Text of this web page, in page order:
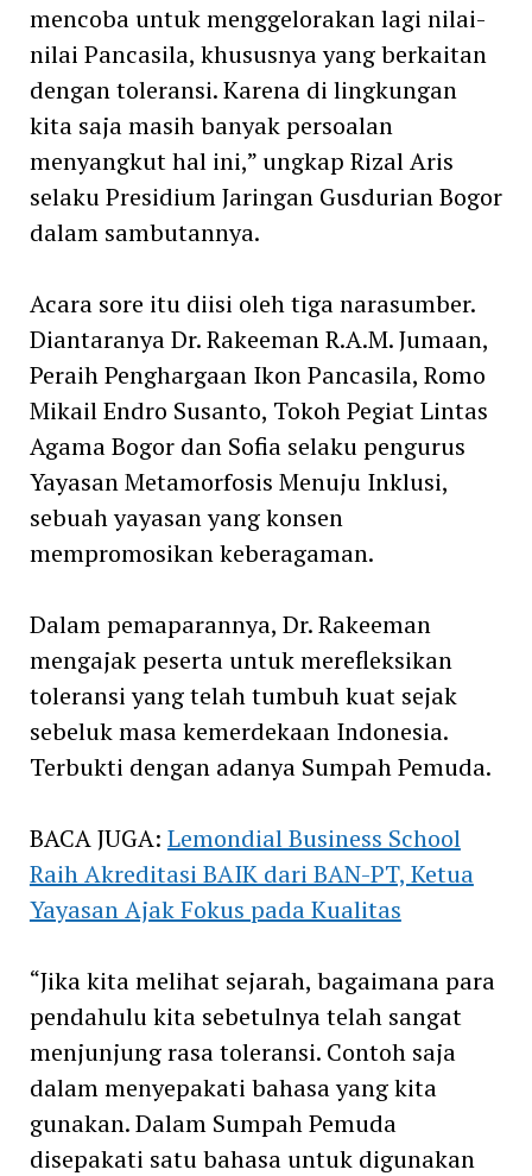
mencoba untuk menggelorakan lagi nilai-
nilai Pancasila, khususnya yang berkaitan
dengan toleransi. Karena di lingkungan
kita saja masih banyak persoalan
menyangkut hal ini,” ungkap Rizal Aris
selaku Presidium Jaringan Gusdurian Bogor
dalam sambutannya.
Acara sore itu diisi oleh tiga narasumber.
Diantaranya Dr. Rakeeman R.A.M. Jumaan,
Peraih Penghargaan Ikon Pancasila, Romo
Mikail Endro Susanto, Tokoh Pegiat Lintas
Agama Bogor dan Sofia selaku pengurus
Yayasan Metamorfosis Menuju Inklusi,
sebuah yayasan yang konsen
mempromosikan keberagaman.
Dalam pemaparannya, Dr. Rakeeman
mengajak peserta untuk merefleksikan
toleransi yang telah tumbuh kuat sejak
sebeluk masa kemerdekaan Indonesia.
Terbukti dengan adanya Sumpah Pemuda.
BACA JUGA: Lemondial Business School
Raih Akreditasi BAIK dari BAN-PT, Ketua
Yayasan Ajak Fokus pada Kualitas
“Jika kita melihat sejarah, bagaimana para
pendahulu kita sebetulnya telah sangat
menjunjung rasa toleransi. Contoh saja
dalam menyepakati bahasa yang kita
gunakan. Dalam Sumpah Pemuda
disepakati satu bahasa untuk digunakan